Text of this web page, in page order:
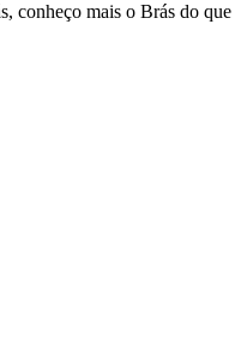
conheço mais o Brás do que